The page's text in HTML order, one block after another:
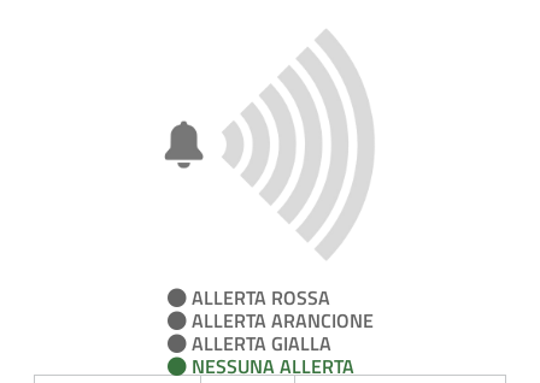
ALLERTA ROSSA
ALLERTA ARANCIONE
ALLERTA GIALLA
NESSUNA ALLERTA